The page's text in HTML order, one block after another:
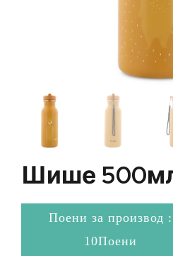
Шише
Поени за производ :
10Поени